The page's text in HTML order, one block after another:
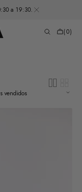
a 19:30.
de(0)